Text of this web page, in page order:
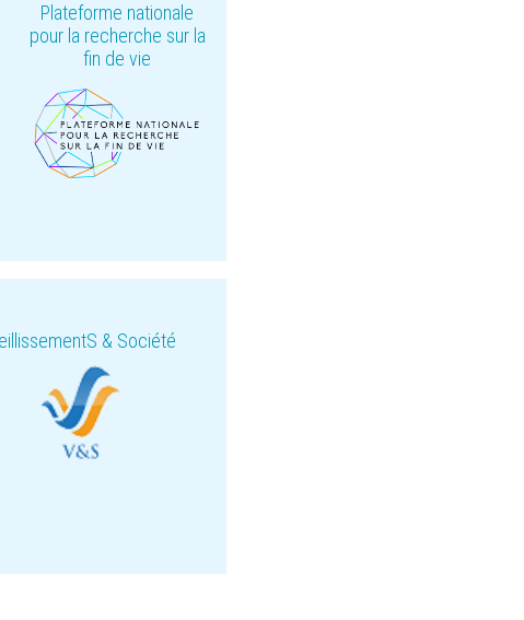
Plateforme nationale
pour la recherche sur la
fin de vie
& Société